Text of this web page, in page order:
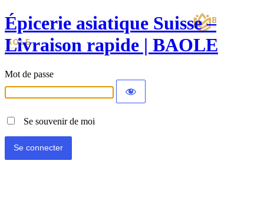
Épicerie asiatique Suisse –
Livraison rapide | BAOLE
Mot de passe
Se souvenir de moi